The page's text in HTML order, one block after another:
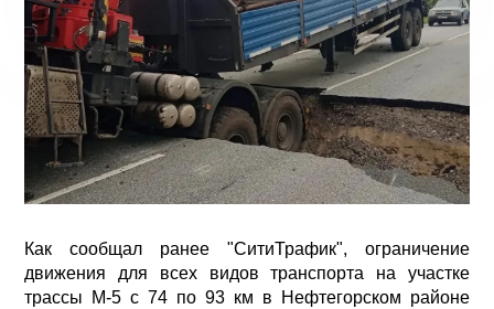
Как сообщал ранее "СитиТрафик", ограничение
движения для всех видов транспорта на участке
трассы М-5 с 74 по 93 км в Нефтегорском районе